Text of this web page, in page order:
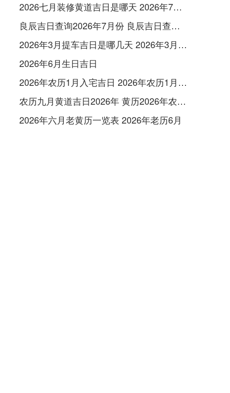
2026七月装修黄道吉日是哪天 2026年7月装修吉日
良辰吉日查询2026年7月份 良辰吉日查询2026年1月份
2026年3月提车吉日是哪几天 2026年3月26号提车
2026年6月生日吉日
2026年农历1月入宅吉日 2026年农历1月入宅最好的日子
农历九月黄道吉日2026年 黄历2026年农历九月黄道吉日查询
2026年六月老黄历一览表 2026年老历6月